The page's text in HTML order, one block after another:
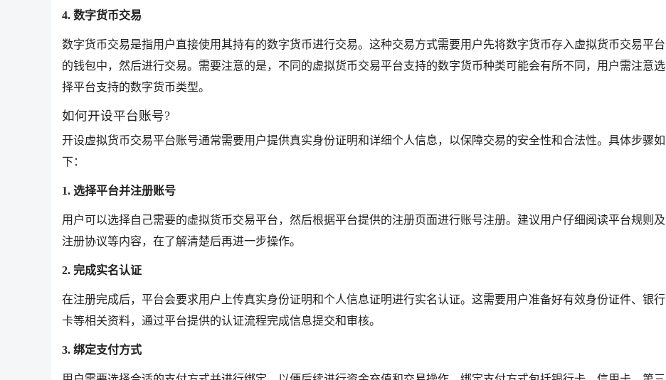
4. 数字货币交易
数字货币交易是指用户直接使用其持有的数字货币进行交易。这种交易方式需要用户先将数字货币存入虚拟货币交易平台
的钱包中，然后进行交易。需要注意的是，不同的虚拟货币交易平台支持的数字货币种类可能会有所不同，用户需注意选
择平台支持的数字货币类型。
如何开设平台账号?
开设虚拟货币交易平台账号通常需要用户提供真实身份证明和详细个人信息，以保障交易的安全性和合法性。具体步骤如
下：
1. 选择平台并注册账号
用户可以选择自己需要的虚拟货币交易平台，然后根据平台提供的注册页面进行账号注册。建议用户仔细阅读平台规则及
注册协议等内容，在了解清楚后再进一步操作。
2. 完成实名认证
在注册完成后，平台会要求用户上传真实身份证明和个人信息证明进行实名认证。这需要用户准备好有效身份证件、银行
卡等相关资料，通过平台提供的认证流程完成信息提交和审核。
3. 绑定支付方式